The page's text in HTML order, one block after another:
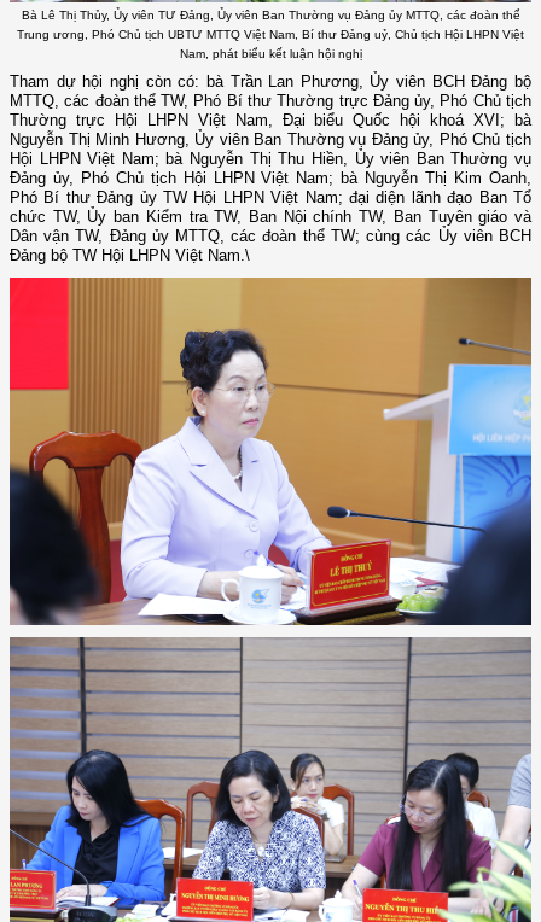
Bà Lê Thị Thủy, Ủy viên TƯ Đảng, Ủy viên Ban Thường vụ Đảng ủy MTTQ, các đoàn thể
Trung ương, Phó Chủ tịch UBTƯ MTTQ Việt Nam, Bí thư Đảng uỷ, Chủ tịch Hội LHPN Việt
Nam, phát biểu kết luận hội nghị
Tham dự hội nghị còn có: bà Trần Lan Phương, Ủy viên BCH Đảng bộ
MTTQ, các đoàn thể TW, Phó Bí thư Thường trực Đảng ủy, Phó Chủ tịch
Thường trực Hội LHPN Việt Nam, Đại biểu Quốc hội khoá XVI; bà
Nguyễn Thị Minh Hương, Ủy viên Ban Thường vụ Đảng ủy, Phó Chủ tịch
Hội LHPN Việt Nam; bà Nguyễn Thị Thu Hiền, Ủy viên Ban Thường vụ
Đảng ủy, Phó Chủ tịch Hội LHPN Việt Nam; bà Nguyễn Thị Kim Oanh,
Phó Bí thư Đảng ủy TW Hội LHPN Việt Nam; đại diện lãnh đạo Ban Tổ
chức TW, Ủy ban Kiểm tra TW, Ban Nội chính TW, Ban Tuyên giáo và
Dân vận TW, Đảng ủy MTTQ, các đoàn thể TW; cùng các Ủy viên BCH
Đảng bộ TW Hội LHPN Việt Nam.\